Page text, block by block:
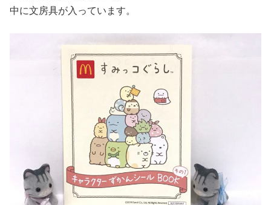
中に文房具が入っています。